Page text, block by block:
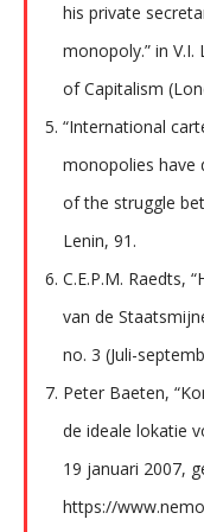
his private
monopoly.” in
of Capitalism
“International
monopolies have
of the struggle
Lenin, 91.
C.E.P.M. Raedts,
van de
no. 3 (Juli-
Peter Baeten,
de ideale lokatie
19 januari 2007,
https://